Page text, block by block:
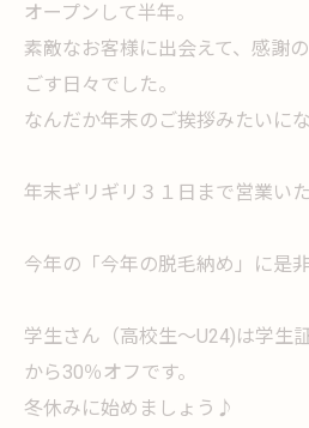
オープンして半年。
素敵なお客様に出会えて、感謝
ごす日々でした。
なんだか年末のご挨拶みたいに
年末ギリギリ３１日まで営業い
今年の「今年の脱毛納め」に是
学生さん（高校生～U24)は学生
から30％オフです。
冬休みに始めましょう♪